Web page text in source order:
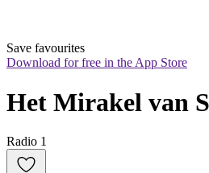
Save favourites
Download for free in the App Store
Het Mirakel van
Radio 1